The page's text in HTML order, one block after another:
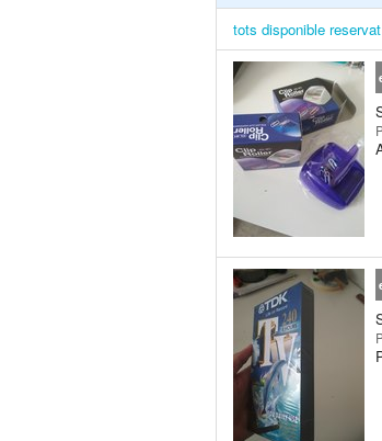
tots disponible reservat